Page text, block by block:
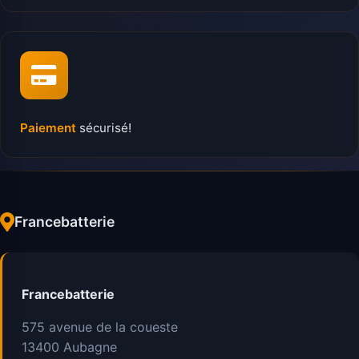
Paiement sécurisé!
Francebatterie
Francebatterie
575 avenue de la coueste
13400 Aubagne